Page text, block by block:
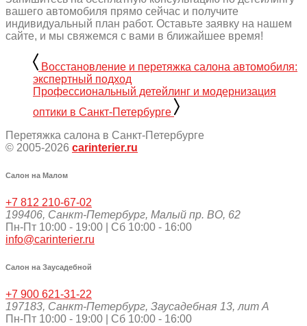
вашего автомобиля прямо сейчас и получите
индивидуальный план работ. Оставьте заявку на нашем
сайте, и мы свяжемся с вами в ближайшее время!
Восстановление и перетяжка салона автомобиля:
экспертный подход
Профессиональный детейлинг и модернизация
оптики в Санкт-Петербурге
Перетяжка салона в Санкт-Петербурге
© 2005-2026 carinterier.ru
Салон на Малом
+7 812 210-67-02
199406, Санкт-Петербург, Малый пр. ВО, 62
Пн-Пт 10:00 - 19:00 | Сб 10:00 - 16:00
info@carinterier.ru
Салон на Заусадебной
+7 900 621-31-22
197183, Санкт-Петербург, Заусадебная 13, лит А
Пн-Пт 10:00 - 19:00 | Сб 10:00 - 16:00